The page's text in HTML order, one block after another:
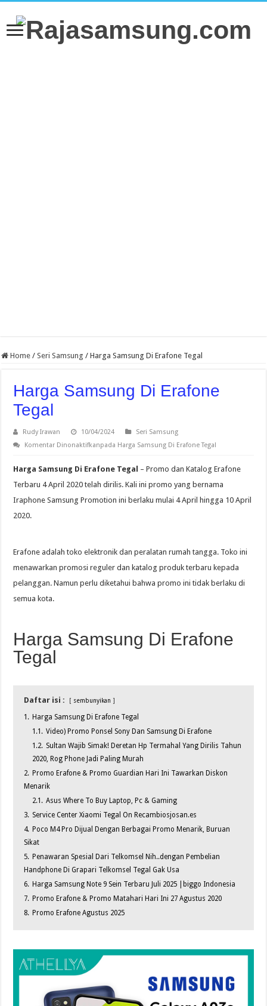
Home / Seri Samsung / Harga Samsung Di Erafone Tegal
Harga Samsung Di Erafone
Tegal
Rudy Irawan 10/04/2024
Seri Samsung
Komentar Dinonaktifkanpada Harga Samsung Di Erafone Tegal
Harga Samsung Di Erafone Tegal – Promo dan Katalog Erafone
Terbaru 4 April 2020 telah dirilis. Kali ini promo yang bernama
Iraphone Samsung Promotion ini berlaku mulai 4 April hingga 10 April
2020.
Erafone adalah toko elektronik dan peralatan rumah tangga. Toko ini
menawarkan promosi reguler dan katalog produk terbaru kepada
pelanggan. Namun perlu diketahui bahwa promo ini tidak berlaku di
semua kota.
Harga Samsung Di Erafone
Tegal
Daftar isi : sembunyikan
1. Harga Samsung Di Erafone Tegal
1.1. Video) Promo Ponsel Sony Dan Samsung Di Erafone
1.2. Sultan Wajib Simak! Deretan Hp Termahal Yang Dirilis Tahun
2020, Rog Phone Jadi Paling Murah
2. Promo Erafone & Promo Guardian Hari Ini Tawarkan Diskon
Menarik
2.1. Asus Where To Buy Laptop, Pc & Gaming
3. Service Center Xiaomi Tegal On Recambiosjosan.es
4. Poco M4 Pro Dijual Dengan Berbagai Promo Menarik, Buruan
Sikat
5. Penawaran Spesial Dari Telkomsel Nih..dengan Pembelian
Handphone Di Grapari Telkomsel Tegal Gak Usa
6. Harga Samsung Note 9 Sein Terbaru Juli 2025 |biggo Indonesia
7. Promo Erafone & Promo Matahari Hari Ini 27 Agustus 2020
8. Promo Erafone Agustus 2025